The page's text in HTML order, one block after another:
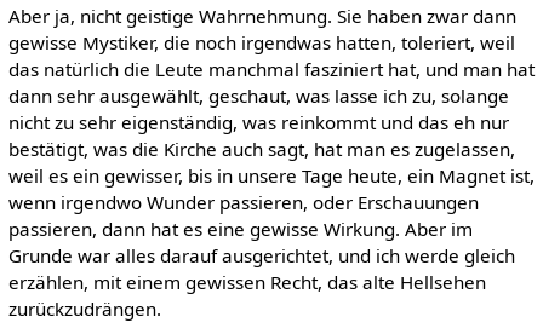
Aber ja, nicht geistige Wahrnehmung. Sie haben zwar dann
gewisse Mystiker, die noch irgendwas hatten, toleriert, weil
das natürlich die Leute manchmal fasziniert hat, und man hat
dann sehr ausgewählt, geschaut, was lasse ich zu, solange
nicht zu sehr eigenständig, was reinkommt und das eh nur
bestätigt, was die Kirche auch sagt, hat man es zugelassen,
weil es ein gewisser, bis in unsere Tage heute, ein Magnet ist,
wenn irgendwo Wunder passieren, oder Erschauungen
passieren, dann hat es eine gewisse Wirkung. Aber im
Grunde war alles darauf ausgerichtet, und ich werde gleich
erzählen, mit einem gewissen Recht, das alte Hellsehen
zurückzudrängen.